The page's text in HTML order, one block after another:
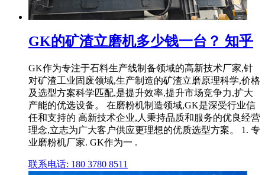
GK的矿渣立磨机多少钱一台？ 知乎
GK作为专注于石料生产线制备领域的高新技术厂家,针
对矿渣工业固废领域,生产制造的矿渣立磨原理科学,价格
及选型方案科学匹配,是提升效率,提升市场竞争力,扩大
产能的优选设备。 在磨粉机制造领域,GK是深受行业信
任和支持的 高新技术企业,人秉持品质和服务的优良经营
理念,立志为广大客户供应更理想的优质选型方案。 1. 专
业磨粉机厂家. GK作为一 .
联系电话: 180 3780 8511